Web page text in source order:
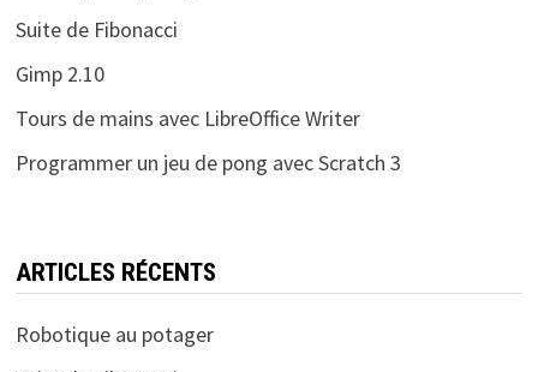
Suite de Fibonacci
Gimp 2.10
Tours de mains avec LibreOffice Writer
Programmer un jeu de pong avec Scratch 3
ARTICLES RÉCENTS
Robotique au potager